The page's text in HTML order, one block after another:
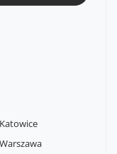
Katowice
Warszawa